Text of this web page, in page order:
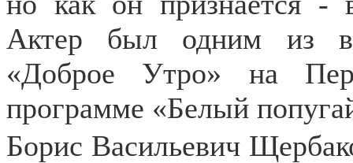
Актер был одним из
«Доброе Утро» на
программе «Белый
Борис Васильевич